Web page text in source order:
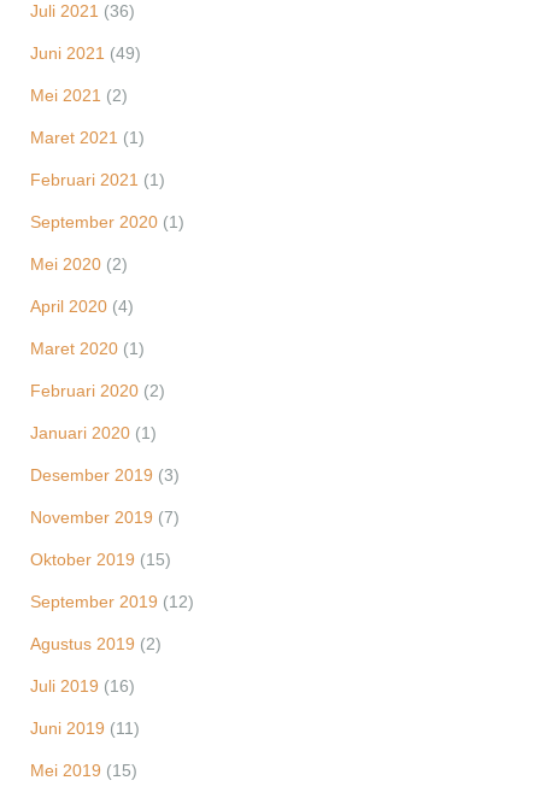
Juli 2021 (36)
Juni 2021 (49)
Mei 2021 (2)
Maret 2021 (1)
Februari 2021 (1)
September 2020 (1)
Mei 2020 (2)
April 2020 (4)
Maret 2020 (1)
Februari 2020 (2)
Januari 2020 (1)
Desember 2019 (3)
November 2019 (7)
Oktober 2019 (15)
September 2019 (12)
Agustus 2019 (2)
Juli 2019 (16)
Juni 2019 (11)
Mei 2019 (15)